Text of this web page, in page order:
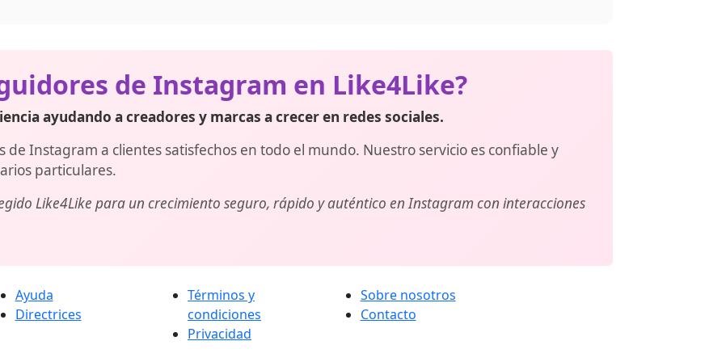
de Instagram en Like4Like?
ayudando a creadores y marcas a crecer en redes sociales.
Instagram a clientes satisfechos en todo el mundo. Nuestro servicio es confiable y
particulares.
Like4Like para un crecimiento seguro, rápido y auténtico en Instagram con interacciones
Ayuda
Directrices
Términos y
condiciones
Privacidad
Sobre nosotros
Contacto